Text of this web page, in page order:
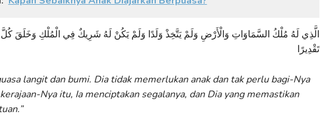
الَّذِي لَهُ مُلْكُ السَّمَاوَاتِ وَالْأَرْضِ وَلَمْ يَتَّخِذْ وَلَدًا وَلَمْ يَكُنْ لَهُ شَرِيكٌ فِي الْمُلْكِ وَخَلَقَ
تَقْدِيرًا
langit dan bumi. Dia tidak memerlukan anak dan tak perlu bagi-Nya
Nya itu, Ia menciptakan segalanya, dan Dia yang memastikan